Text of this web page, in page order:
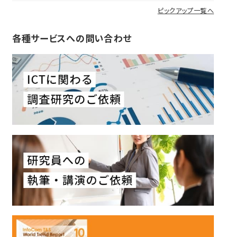
ピックアップ一覧へ
各種サービスへの問い合わせ